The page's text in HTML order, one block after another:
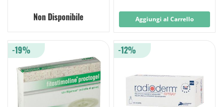
Non Disponibile Aggiungi al Carrello
-19% -12%